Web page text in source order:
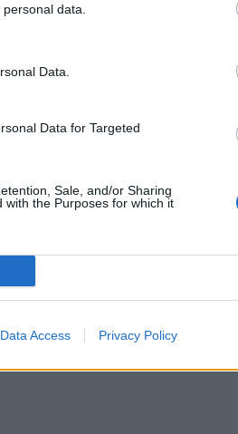
data.
Data.
Data for Targeted
Sale, and/or Sharing
the Purposes for which it
Data Access Privacy Policy
Ειδήσεις
να σχολιάσεις